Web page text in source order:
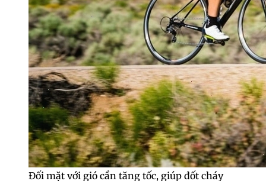
Đối mặt với gió cần tăng tốc, giúp đốt cháy